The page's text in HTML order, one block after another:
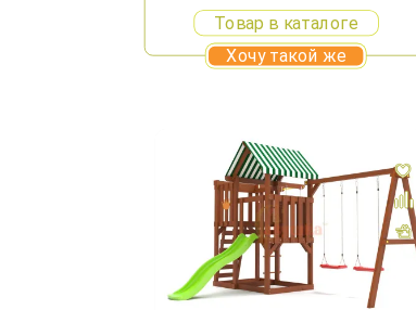
Товар в каталоге
Хочу такой же